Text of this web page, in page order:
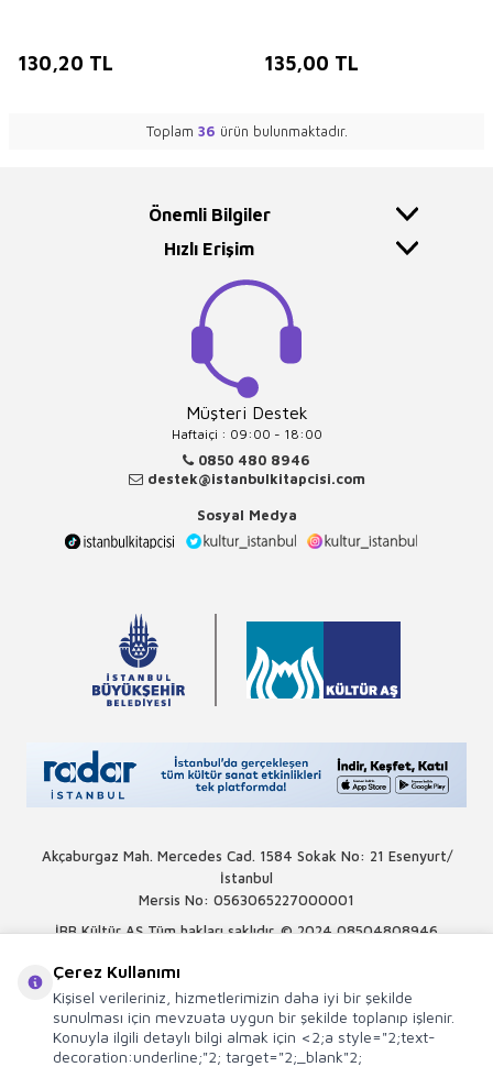
130,20 TL 135,00 TL
Toplam 36 ürün bulunmaktadır.
Önemli Bilgiler
Hızlı Erişim
Müşteri Destek
Haftaiçi : 09:00 - 18:00
0850 480 8946
destek@istanbulkitapcisi.com
Sosyal Medya
Akçaburgaz Mah. Mercedes Cad. 1584 Sokak No: 21 Esenyurt/
İstanbul
Mersis No: 0563065227000001
İBB Kültür AŞ Tüm hakları saklıdır. © 2024 08504808946
Çerez Kullanımı
Kişisel verileriniz, hizmetlerimizin daha iyi bir şekilde
sunulması için mevzuata uygun bir şekilde toplanıp işlenir.
Konuyla ilgili detaylı bilgi almak için <2;a style="2;text-
decoration:underline;"2; target="2;_blank"2;